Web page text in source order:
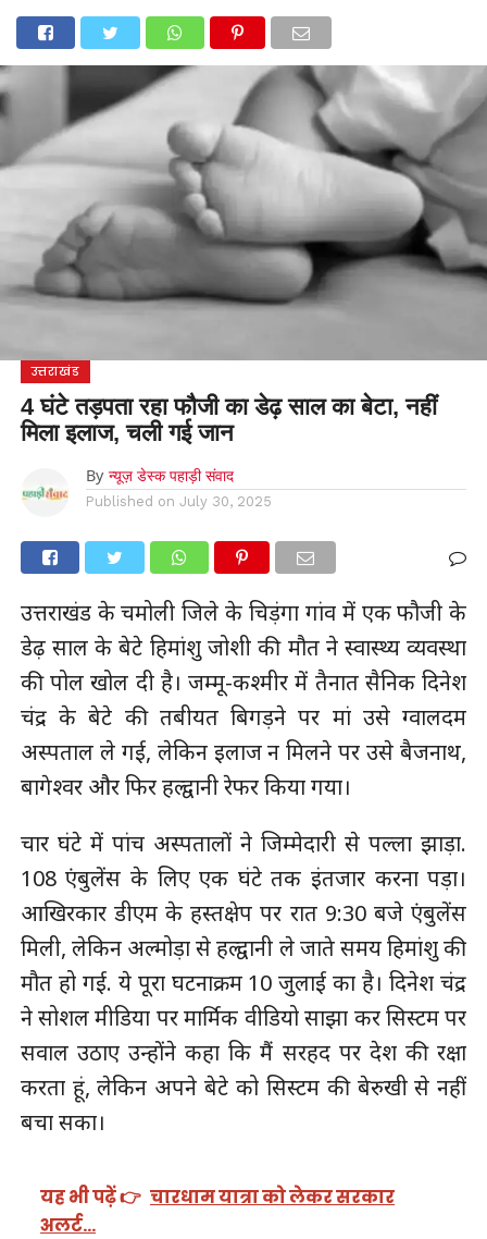
उत्तराखंड उत्तरकाशीउधम सिंह नगरचंपावतचमोली
टिहरी गढ़वाल
देहरादून
पिथौरागढ़ बागेश्वर रुद्रप्रयाग हरिद्वार देश
दुनिया
मनोरंजन
उत्तराखंड
4 घंटे तड़पता रहा फौजी का डेढ़ साल का बेटा, नहीं
मिला इलाज, चली गई जान
By न्यूज़ डेस्क पहाड़ी संवाद
Published on July 30, 2025
उत्तराखंड के चमोली जिले के चिड़ंगा गांव में एक फौजी के
डेढ़ साल के बेटे हिमांशु जोशी की मौत ने स्वास्थ्य व्यवस्था
की पोल खोल दी है। जम्मू-कश्मीर में तैनात सैनिक दिनेश
चंद्र के बेटे की तबीयत बिगड़ने पर मां उसे ग्वालदम
अस्पताल ले गई, लेकिन इलाज न मिलने पर उसे बैजनाथ,
बागेश्वर और फिर हल्द्वानी रेफर किया गया।
चार घंटे में पांच अस्पतालों ने जिम्मेदारी से पल्ला झाड़ा.
108 एंबुलेंस के लिए एक घंटे तक इंतजार करना पड़ा।
आखिरकार डीएम के हस्तक्षेप पर रात 9:30 बजे एंबुलेंस
मिली, लेकिन अल्मोड़ा से हल्द्वानी ले जाते समय हिमांशु की
मौत हो गई. ये पूरा घटनाक्रम 10 जुलाई का है। दिनेश चंद्र
ने सोशल मीडिया पर मार्मिक वीडियो साझा कर सिस्टम पर
सवाल उठाए उन्होंने कहा कि मैं सरहद पर देश की रक्षा
करता हूं, लेकिन अपने बेटे को सिस्टम की बेरुखी से नहीं
बचा सका।
यह भी पढ़ें 👉 चारधाम यात्रा को लेकर सरकार
अलर्ट…